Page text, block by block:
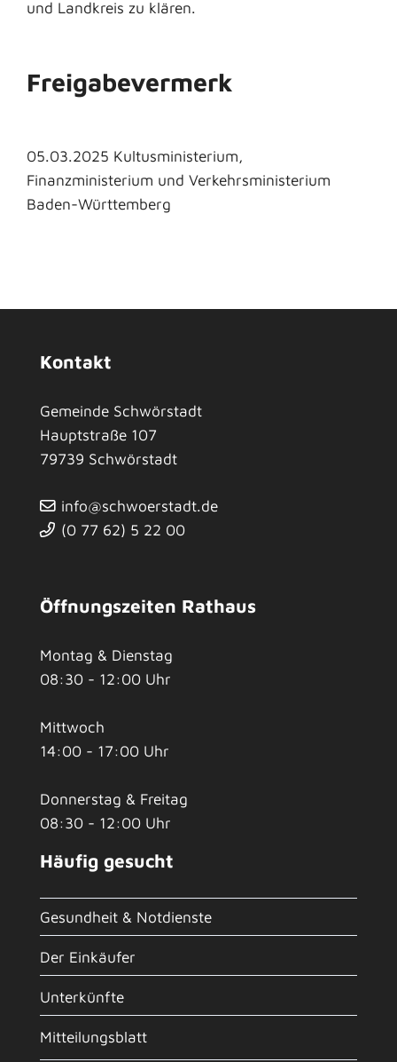
und Landkreis zu klären.
Freigabevermerk
05.03.2025 Kultusministerium,
Finanzministerium und Verkehrsministerium
Baden-Württemberg
Kontakt
Gemeinde Schwörstadt
Hauptstraße 107
79739 Schwörstadt
info@schwoerstadt.de
(0 77 62) 5 22 00
Öffnungszeiten Rathaus
Montag & Dienstag
08:30 - 12:00 Uhr
Mittwoch
14:00 - 17:00 Uhr
Donnerstag & Freitag
08:30 - 12:00 Uhr
Häufig gesucht
Gesundheit & Notdienste
Der Einkäufer
Unterkünfte
Mitteilungsblatt